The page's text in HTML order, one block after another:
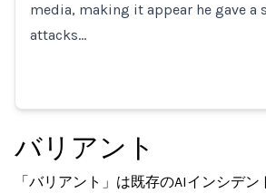
media, making it appear he gave a
attacks…
バリアント
「バリアント」は既存のAIインシデ